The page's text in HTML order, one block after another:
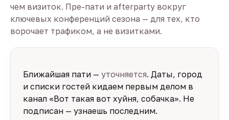
чем визиток. Пре-пати и afterparty вокруг
ключевых конференций сезона — для тех, кто
ворочает трафиком, а не визитками.
Ближайшая пати — уточняется. Даты, город
и списки гостей кидаем первым делом в
канал «Вот такая вот хуйня, собачка». Не
подписан — узнаешь последним.